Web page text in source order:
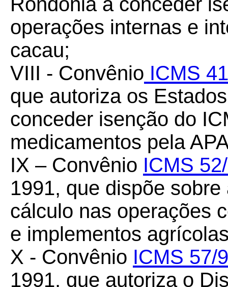
operações internas e
cacau;
VIII - Convênio ICMS
que autoriza os
conceder isenção do
medicamentos pela
IX – Convênio ICMS
1991, que dispõe
cálculo nas operações
e implementos
X - Convênio ICMS 57/
1991, que autoriza o